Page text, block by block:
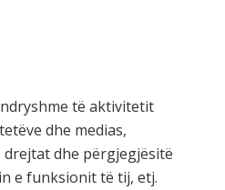
të aktivitetit
dhe medias,
dhe përgjegjësitë
e funksionit të tij, etj.